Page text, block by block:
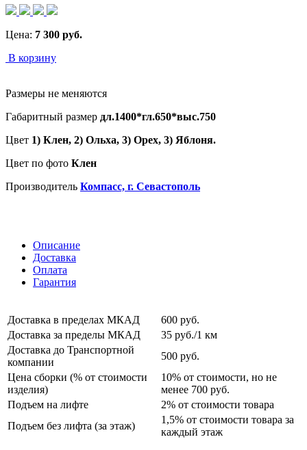
Цена: 7 300 руб.
В корзину
Размеры не меняются
Габаритный размер дл.1400*гл.650*выс.750
Цвет 1) Клен, 2) Ольха, 3) Орех, 3) Яблоня.
Цвет по фото Клен
Производитель Компасс, г. Севастополь
Описание
Доставка
Оплата
Гарантия
Доставка в пределах МКАД
600 руб.
Доставка за пределы МКАД
35 руб./1 км
Доставка до Транспортной
компании
500 руб.
Цена сборки (% от стоимости
изделия)
10% от стоимости, но не
менее 700 руб.
Подъем на лифте
2% от стоимости товара
Подъем без лифта (за этаж)
1,5% от стоимости товара за
каждый этаж